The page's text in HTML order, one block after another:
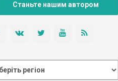
Станьте нашим автором